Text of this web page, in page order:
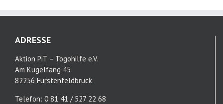
ADRESSE
Aktion PiT – Togohilfe e.V.
Am Kugelfang 45
82256 Fürstenfeldbruck
Telefon: 0 81 41 / 527 22 68